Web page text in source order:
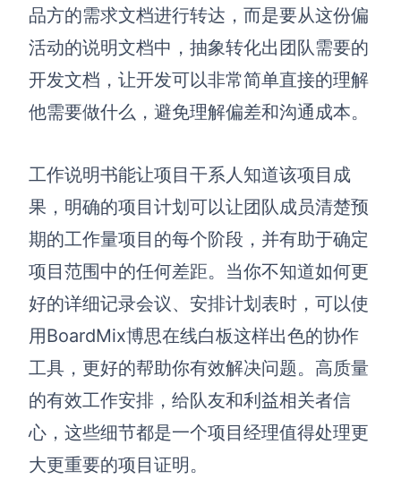
AI生成波士顿矩阵
AI生成波特五力模型
AI生成4P营销理论模型
AI生成竞品分析
AI生成Grow模型
AI生成AARRR模型
AI写作
AI对话
AI生成简历
模板社区
企业服务
私有化部署
管理功能定制 · 专业部署方案
客户案例
用boardmix提升团队协作效率
品方的需求文档进行转达，而是要从这份偏
活动的说明文档中，抽象转化出团队需要的
开发文档，让开发可以非常简单直接的理解
他需要做什么，避免理解偏差和沟通成本。
工作说明书能让项目干系人知道该项目成
果，明确的项目计划可以让团队成员清楚预
期的工作量项目的每个阶段，并有助于确定
项目范围中的任何差距。当你不知道如何更
好的详细记录会议、安排计划表时，可以使
用BoardMix博思在线白板这样出色的协作
工具，更好的帮助你有效解决问题。高质量
的有效工作安排，给队友和利益相关者信
心，这些细节都是一个项目经理值得处理更
大更重要的项目证明。